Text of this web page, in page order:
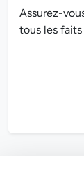
Assurez-
tous les